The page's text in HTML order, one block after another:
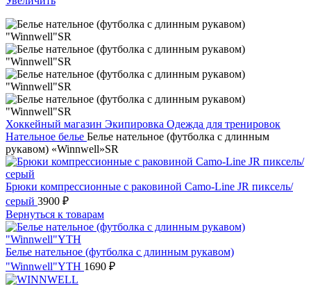
Хоккейный магазин Экипировка Одежда для тренировок
Нательное белье Белье нательное (футболка с длинным
рукавом) «Winnwell»SR
Брюки компрессионные с раковиной Camo-Line JR пиксель/
серый 3900 ₽
Вернуться к товарам
Белье нательное (футболка с длинным рукавом)
"Winnwell"YTH 1690 ₽